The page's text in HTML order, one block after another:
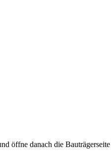
öffne danach die